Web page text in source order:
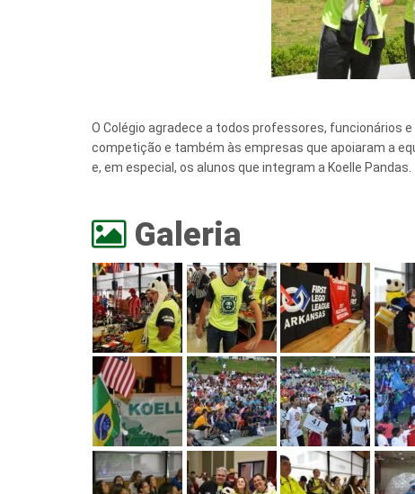
O Colégio agradece a todos professores, funcionários
competição e também às empresas que apoiaram a
e, em especial, os alunos que integram a Koelle Pandas.
Galeria